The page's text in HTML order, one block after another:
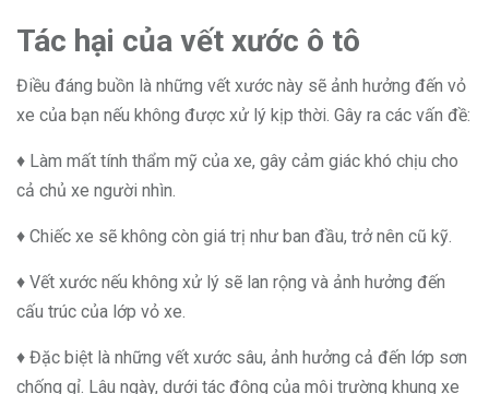
Tác hại của vết xước ô tô
Điều đáng buồn là những vết xước này sẽ ảnh hưởng đến vỏ
xe của bạn nếu không được xử lý kịp thời. Gây ra các vấn đề:
♦ Làm mất tính thẩm mỹ của xe, gây cảm giác khó chịu cho
cả chủ xe người nhìn.
♦ Chiếc xe sẽ không còn giá trị như ban đầu, trở nên cũ kỹ.
♦ Vết xước nếu không xử lý sẽ lan rộng và ảnh hưởng đến
cấu trúc của lớp vỏ xe.
♦ Đặc biệt là những vết xước sâu, ảnh hưởng cả đến lớp sơn
chống gỉ. Lâu ngày, dưới tác động của môi trường khung xe